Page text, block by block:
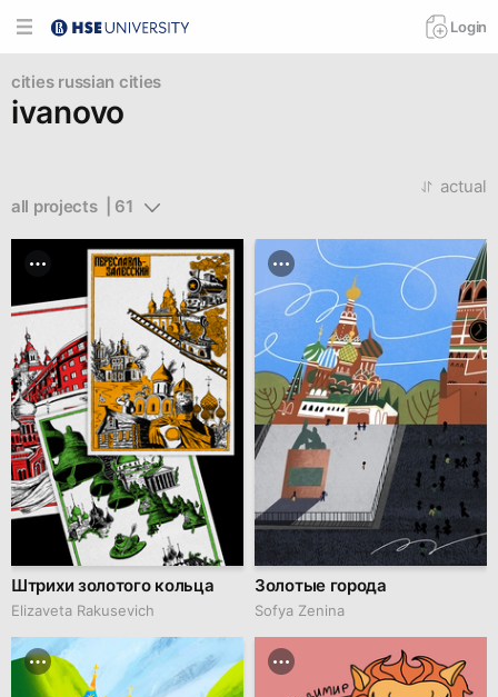
Login
cities russian cities
ivanovo
all projects  | 61
actual
Штрихи золотого кольца
Elizaveta Rakusevich
Золотые города
Sofya Zenina